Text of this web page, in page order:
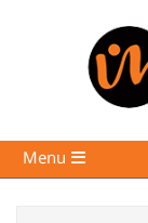
Voice
of
Primary
Navigation
Menu